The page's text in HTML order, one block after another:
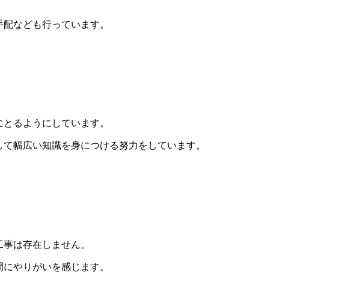
なども行っています。
るようにしています。
幅広い知識を身につける努力をしています。
は存在しません。
やりがいを感じます。